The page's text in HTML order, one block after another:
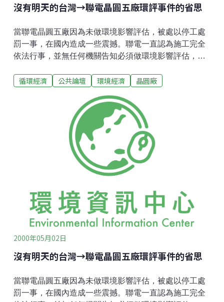
沒有明天的台灣→聯電晶圓五廠環評事件的省思
當聯電晶圓五廠因為未做環境影響評估，被處以停工處
罰一事，在國內造成一些震撼。聯電一直認為施工完全
依法行事，並無任何機關告知必須做環境影響評估，因
這件事立即引來一陣熱烈討論，也有教授級的環保專家
瑕疵責令停工有欠周延。我們不禁要問：『台灣還有明
循環經濟 公共論壇 環境經濟 晶圓廠
2000年05月02日
沒有明天的台灣→聯電晶圓五廠環評事件的省思
當聯電晶圓五廠因為未做環境影響評估，被處以停工處
罰一事，在國內造成一些震撼。聯電一直認為施工完全